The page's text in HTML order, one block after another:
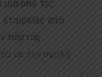
από τις
στο
πόρτας,
με την υψηλή